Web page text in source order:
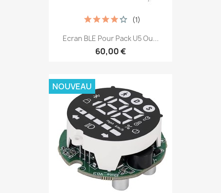
Ecran BLE Pour Pack U5 Ou...
60,00 €
(1)
NOUVEAU